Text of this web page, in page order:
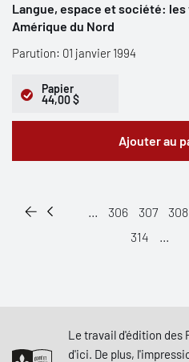
Langue, espace et société:
Amérique du Nord
Parution: 01 janvier 1994
Papier
44,00 $
Ajouter au
... 306 307 308
314
...
Le travail d'édition des
d'ici. De plus,